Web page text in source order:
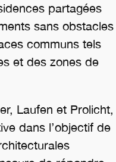
partagées
sans obstacles
communs tels
et des zones de
Laufen et Prolicht,
dans l’objectif de